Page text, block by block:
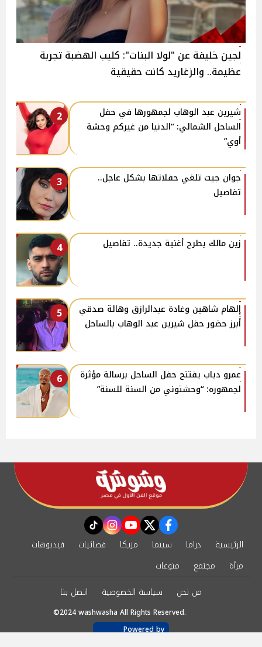
لجين خليفة عن "لولا البنات": كليب الهضبة تجربة
عظيمة.. والزغاريد كانت حقيقية
2
شيرين عبد الوهاب لجمهورها في حفل
الساحل الشمالي: “الدنيا من غيركم وحشة
أوي”
3
جوان جيت تلغي حفلاتها بشكل عاجل..
تفاصيل
4 زين مالك يطرح أغنية جديدة.. تفاصيل
5
إلهام شاهين وغادة عبدالرازق وهالة صدقي
أبرز حضور حفل شيرين عبد الوهاب بالساحل
6
عمرو دياب يفتتح حفل الساحل برسالة مؤثرة
لجمهوره: “وحشتوني من السنة للسنة”
facebook
twitter
youtube
instagram
tiktok
الرئيسية دراما سينما مزيكا فضائيات
فيديوهات
مرأة
مجتمع
منوعات
من نحن
سياسة الخصوصية اتصل بنا
©2024 washwasha All Rights Reserved.
Powered by